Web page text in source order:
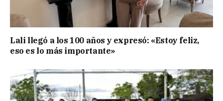
Lali llegó a los 100 años y expresó: «Estoy feliz,
eso es lo más importante»